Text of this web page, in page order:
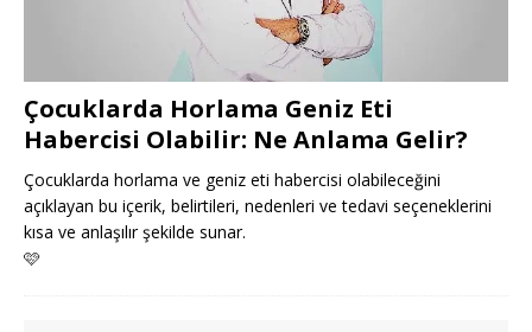
Çocuklarda Horlama Geniz Eti
Habercisi Olabilir: Ne Anlama Gelir?
Çocuklarda horlama ve geniz eti habercisi olabileceğini
açıklayan bu içerik, belirtileri, nedenleri ve tedavi seçeneklerini
kısa ve anlaşılır şekilde sunar.
🩷